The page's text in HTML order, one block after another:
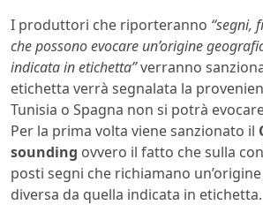
I produttori che riporteranno “segni,
che possono evocare un’origine
indicata in etichetta”verranno
etichetta verrà segnalata la
Tunisia o Spagna non si potrà
Per la prima volta viene sanzionato il
sounding ovvero il fatto che sulla
posti segni che richiamano
diversa da quella indicata in etichetta.